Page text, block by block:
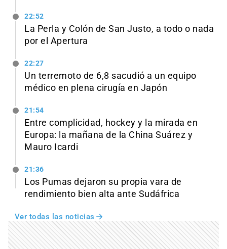
22:52
La Perla y Colón de San Justo, a todo o nada
por el Apertura
22:27
Un terremoto de 6,8 sacudió a un equipo
médico en plena cirugía en Japón
21:54
Entre complicidad, hockey y la mirada en
Europa: la mañana de la China Suárez y
Mauro Icardi
21:36
Los Pumas dejaron su propia vara de
rendimiento bien alta ante Sudáfrica
Ver todas las noticias